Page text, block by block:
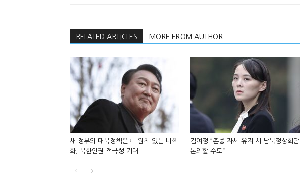
RELATED ARTICLES MORE FROM AUTHOR
새 정부의 대북정책은?…원칙 있는 비핵
화, 북한인권 적극성 기대
김여정 “존중 자세 유지 시 남북정상회담
논의할 수도”